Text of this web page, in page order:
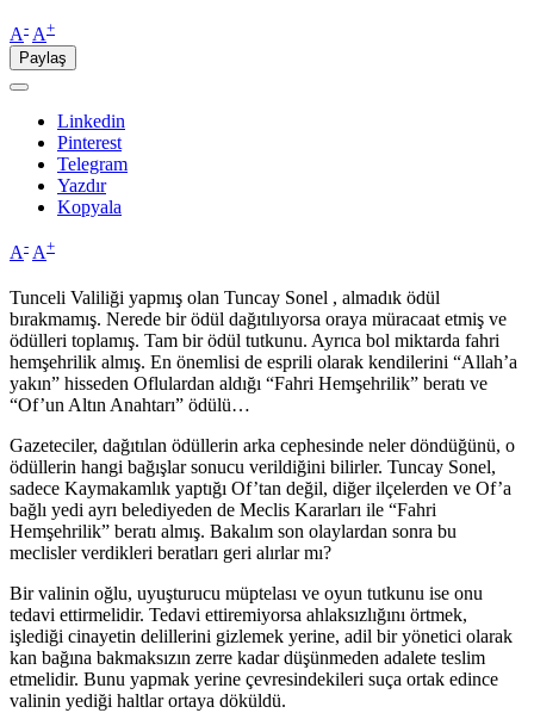
A- A+
Paylaş
Linkedin
Pinterest
Telegram
Yazdır
Kopyala
A- A+
Tunceli Valiliği yapmış olan Tuncay Sonel , almadık ödül
bırakmamış. Nerede bir ödül dağıtılıyorsa oraya müracaat etmiş ve
ödülleri toplamış. Tam bir ödül tutkunu. Ayrıca bol miktarda fahri
hemşehrilik almış. En önemlisi de esprili olarak kendilerini “Allah’a
yakın” hisseden Oflulardan aldığı “Fahri Hemşehrilik” beratı ve
“Of’un Altın Anahtarı” ödülü…
Gazeteciler, dağıtılan ödüllerin arka cephesinde neler döndüğünü, o
ödüllerin hangi bağışlar sonucu verildiğini bilirler. Tuncay Sonel,
sadece Kaymakamlık yaptığı Of’tan değil, diğer ilçelerden ve Of’a
bağlı yedi ayrı belediyeden de Meclis Kararları ile “Fahri
Hemşehrilik” beratı almış. Bakalım son olaylardan sonra bu
meclisler verdikleri beratları geri alırlar mı?
Bir valinin oğlu, uyuşturucu müptelası ve oyun tutkunu ise onu
tedavi ettirmelidir. Tedavi ettiremiyorsa ahlaksızlığını örtmek,
işlediği cinayetin delillerini gizlemek yerine, adil bir yönetici olarak
kan bağına bakmaksızın zerre kadar düşünmeden adalete teslim
etmelidir. Bunu yapmak yerine çevresindekileri suça ortak edince
valinin yediği haltlar ortaya döküldü.